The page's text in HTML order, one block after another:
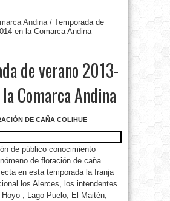
Andina/ Temporada de
en la Comarca Andina
de verano 2013-
Comarca Andina
DE CAÑA COLIHUE
de público conocimiento
de floración de caña
en esta temporada la franja
los Alerces, los intendentes
, Lago Puelo, El Maitén,